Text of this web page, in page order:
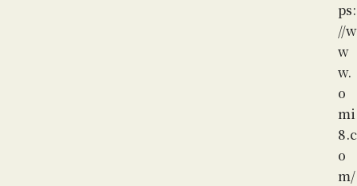
ps:
//w
w
w.
o
mi
8.c
o
m/